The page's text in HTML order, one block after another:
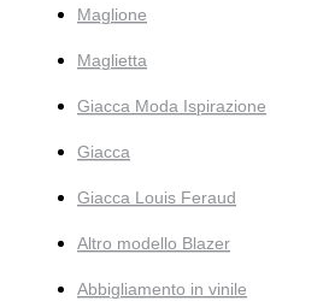
Maglione
Maglietta
Giacca Moda Ispirazione
Giacca
Giacca Louis Feraud
Altro modello Blazer
Abbigliamento in vinile